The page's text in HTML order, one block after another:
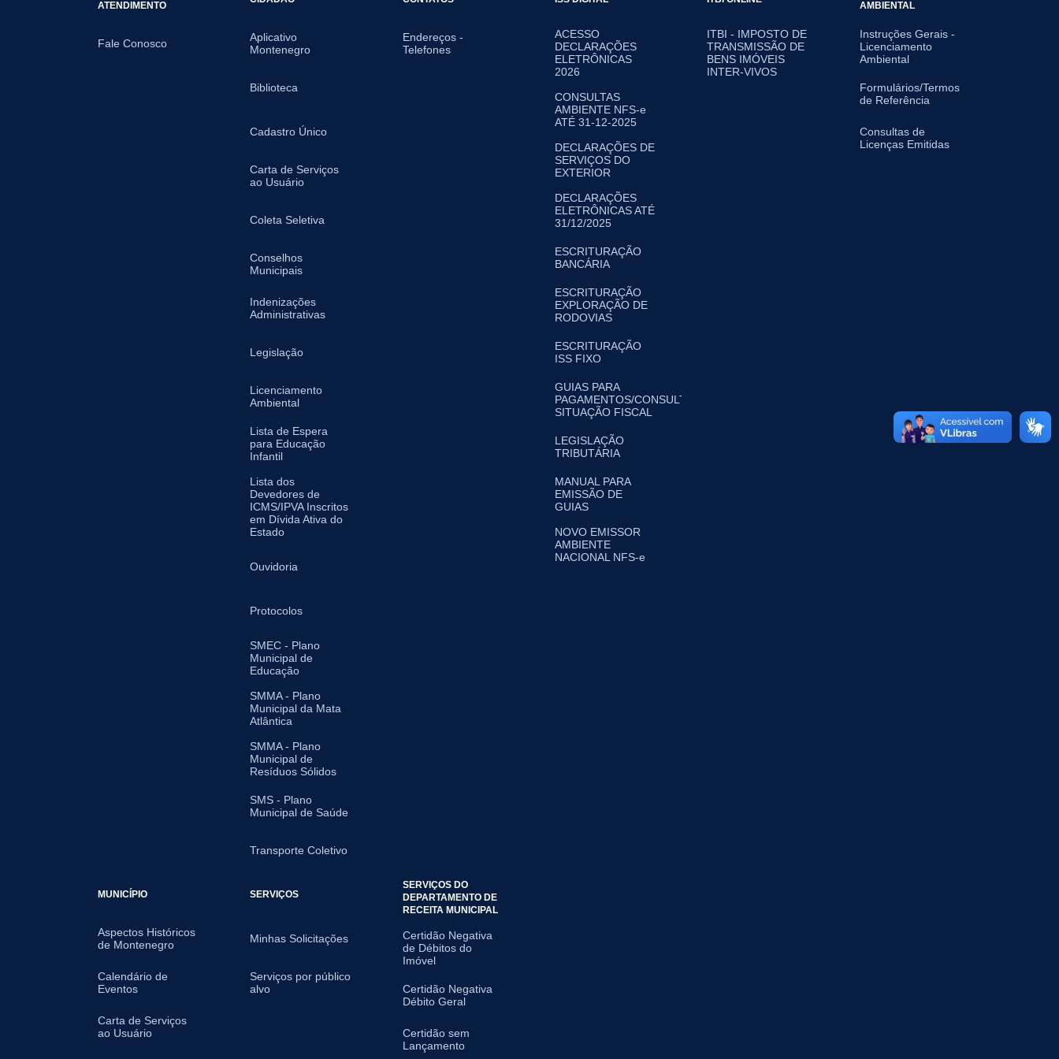
ATENDIMENTO
Fale Conosco
Aplicativo
Montenegro
Biblioteca
Cadastro Único
Carta de Serviços
ao Usuário
Coleta Seletiva
Conselhos
Municipais
Indenizações
Administrativas
Legislação
Licenciamento
Ambiental
Lista de Espera
para Educação
Infantil
Lista dos
Devedores de
ICMS/IPVA Inscritos
em Dívida Ativa do
Estado
Ouvidoria
Protocolos
SMEC - Plano
Municipal de
Educação
SMMA - Plano
Municipal da Mata
Atlântica
SMMA - Plano
Municipal de
Resíduos Sólidos
SMS - Plano
Municipal de Saúde
Transporte Coletivo
Endereços -
Telefones
ACESSO
DECLARAÇÕES
ELETRÔNICAS
2026
CONSULTAS
AMBIENTE NFS-e
ATÉ 31-12-2025
DECLARAÇÕES DE
SERVIÇOS DO
EXTERIOR
DECLARAÇÕES
ELETRÔNICAS ATÉ
31/12/2025
ESCRITURAÇÃO
BANCÁRIA
ESCRITURAÇÃO
EXPLORAÇÃO DE
RODOVIAS
ESCRITURAÇÃO
ISS FIXO
GUIAS PARA
PAGAMENTOS/CONSULTA
SITUAÇÃO FISCAL
LEGISLAÇÃO
TRIBUTÁRIA
MANUAL PARA
EMISSÃO DE
GUIAS
NOVO EMISSOR
AMBIENTE
NACIONAL NFS-e
ITBI - IMPOSTO DE
TRANSMISSÃO DE
BENS IMÓVEIS
INTER-VIVOS
AMBIENTAL
Instruções Gerais -
Licenciamento
Ambiental
Formulários/Termos
de Referência
Consultas de
Licenças Emitidas
MUNICÍPIO
Aspectos Históricos
de Montenegro
Calendário de
Eventos
Carta de Serviços
ao Usuário
SERVIÇOS
Minhas Solicitações
Serviços por público
alvo
SERVIÇOS DO
DEPARTAMENTO DE
RECEITA MUNICIPAL
Certidão Negativa
de Débitos do
Imóvel
Certidão Negativa
Débito Geral
Certidão sem
Lançamento